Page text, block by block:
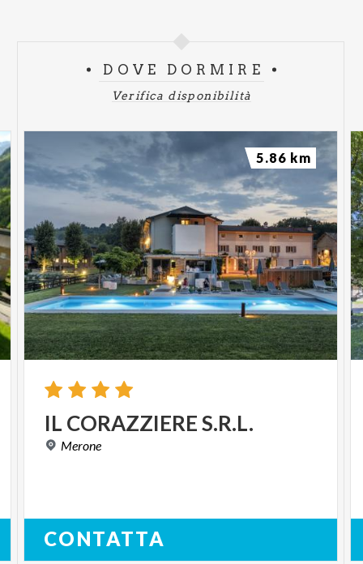
DOVE DORMIRE
Verifica disponibilità
IL CORAZZIERES.R.L.
Merone
CONTATTA
5.86 km